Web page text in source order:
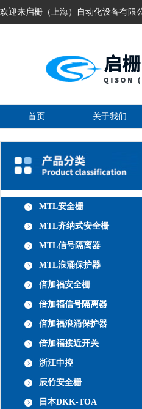
欢迎来启栅（上海）自动化设备有限
首页 关于我们
MTL安全栅
MTL齐纳式安全栅
MTL信号隔离器
MTL浪涌保护器
倍加福安全栅
倍加福信号隔离器
倍加福浪涌保护器
倍加福接近开关
浙江中控
辰竹安全栅
日本DKK-TOA